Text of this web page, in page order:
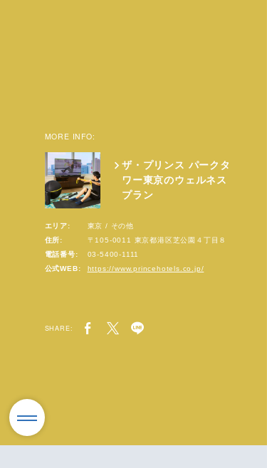
MORE INFO:
ザ・プリンス パークタ
ワー東京のウェルネス
プラン
エリア:
東京 / その他
住所:
〒105-0011 東京都港区芝公園４丁目８
電話番号:
03-5400-1111
公式WEB:
https://www.princehotels.co.jp/
SHARE: